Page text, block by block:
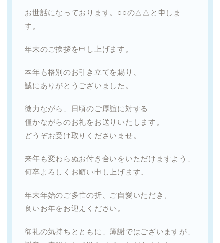
お世話になっております。○○の△△と申しま
す。
年末のご挨拶を申し上げます。
本年も格別のお引き立てを賜り、
誠にありがとうございました。
微力ながら、日頃のご厚誼に対する
僅かながらのお礼をお送りいたします。
どうぞお受け取りくださいませ。
来年も変わらぬお付き合いをいただけますよう、
何卒よろしくお願い申し上げます。
年末年始のご多忙の折、ご自愛いただき、
良いお年をお迎えください。
御礼の気持ちとともに、薄謝ではございますが、